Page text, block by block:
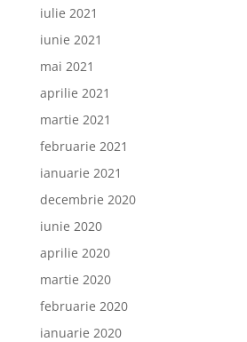
iulie 2021
iunie 2021
mai 2021
aprilie 2021
martie 2021
februarie 2021
ianuarie 2021
decembrie 2020
iunie 2020
aprilie 2020
martie 2020
februarie 2020
ianuarie 2020